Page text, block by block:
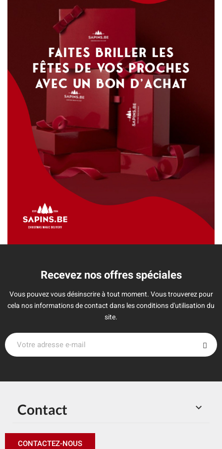
Recevez nos offres spéciales
Vous pouvez vous désinscrire à tout moment. Vous trouverez pour
cela nos informations de contact dans les conditions d'utilisation du
site.

Contact
CONTACTEZ-NOUS